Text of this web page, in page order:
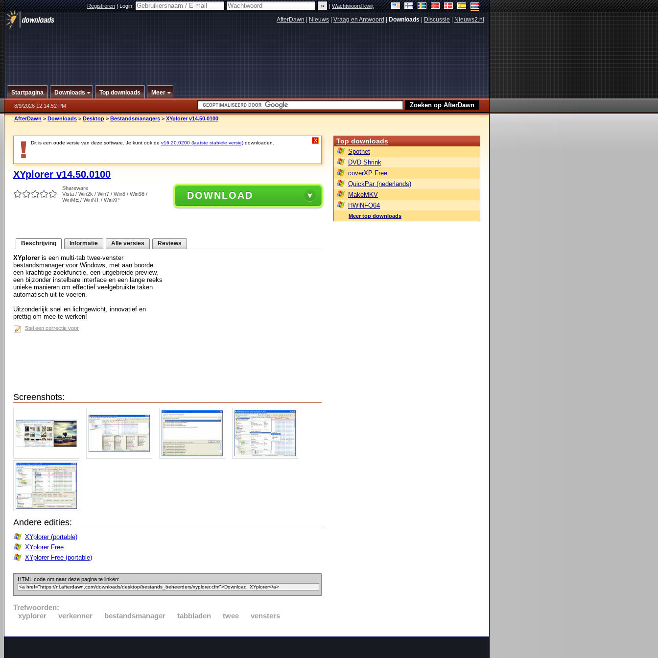
Registreren|Login: |Wachtwoord kwijt
AfterDawn Nieuws Vraag en Antwoord Downloads Discussie Nieuws2.nl
Startpagina Downloads Top downloads Meer
8/9/2026 12:14:52 PM
AfterDawn > Downloads > Desktop > Bestandsmanagers > XYplorer v14.50.0100
Dit is een oude versie van deze software. Je kunt ook de v16.20.0200 (laatste stabiele versie) downloaden. X
XYplorer v14.50.0100
Shareware
Vista / Win2k / Win7 / Win8 / Win98 /
WinME / WinNT / WinXP
DOWNLOAD
Beschrijving Informatie Alle versies Reviews
XYplorer is een multi-tab twee-venster
bestandsmanager voor Windows, met aan boorde
een krachtige zoekfunctie, een uitgebreide preview,
een bijzonder instelbare interface en een lange reeks
unieke manieren om effectief veelgebruikte taken
automatisch uit te voeren.
Uitzonderlijk snel en lichtgewicht, innovatief en
prettig om mee te werken!
Stel een correctie voor
Screenshots:
Andere edities:
XYplorer (portable)
XYplorer Free
XYplorer Free (portable)
HTML code om naar deze pagina te linken:
Trefwoorden:
xyplorer
verkenner bestandsmanager tabbladen twee vensters
Top downloads
Spotnet
DVD Shrink
coverXP Free
QuickPar (nederlands)
MakeMKV
HWiNFO64
Meer top downloads